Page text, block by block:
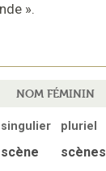
».
NOM FÉMININ
singulier pluriel
scène scènes